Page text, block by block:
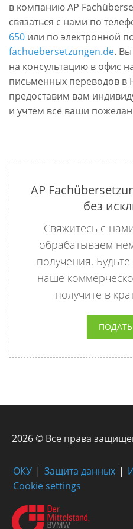
в компанию AP
связаться с нами по
650 или по электронной
fachuebersetzungen.de.
на консультацию в офис
письменных переводов
предоставим вам
и учтем все ваши
AP
без
Свяжитесь с
обрабатываем
получения.
наше
получите в
2026 © Все права
ОКУ Защита данных
Cookie settings